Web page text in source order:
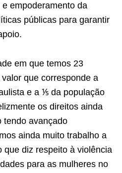
empoderamento da
públicas para garantir
em que temos 23
que corresponde a
e a ⅕ da população
os direitos ainda
tendo avançado
ainda muito trabalho a
que diz respeito à violência
para as mulheres no